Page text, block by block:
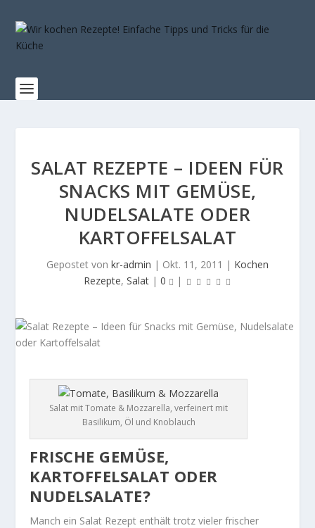
SALAT REZEPTE – IDEEN FÜR
SNACKS MIT GEMÜSE,
NUDELSALATE ODER
KARTOFFELSALAT
Gepostet von kr-admin | Okt. 11, 2011 | Kochen
Rezepte, Salat | 0 |
Salat mit Tomate & Mozzarella, verfeinert mit
Basilikum, Öl und Knoblauch
FRISCHE GEMÜSE,
KARTOFFELSALAT ODER
NUDELSALATE?
Manch ein Salat Rezept enthält trotz vieler frischer